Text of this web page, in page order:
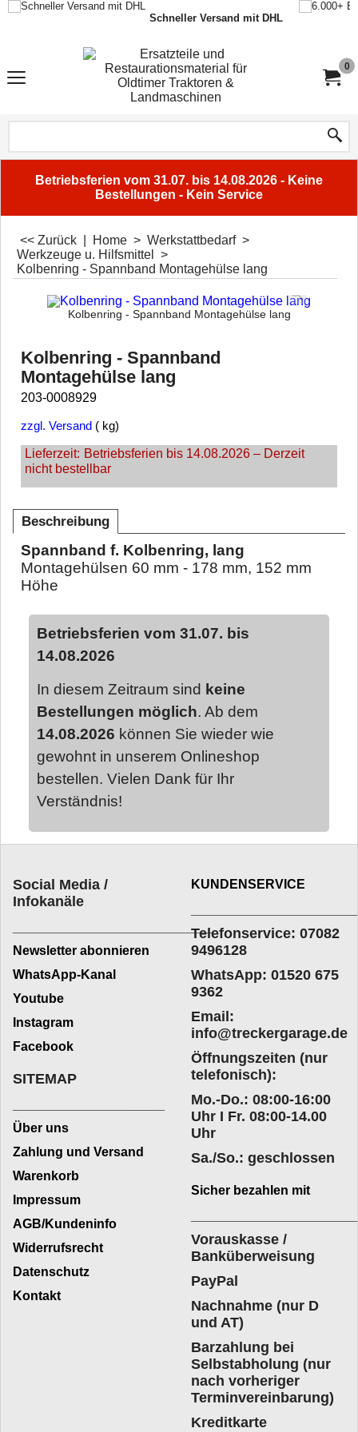
Schneller Versand mit DHL
0
Betriebsferien vom 31.07. bis 14.08.2026 - Keine
Bestellungen - Kein Service
<< Zurück Home > Werkstattbedarf>
Werkzeuge u. Hilfsmittel
>
Kolbenring - Spannband Montagehülse lang
Kolbenring - Spannband Montagehülse lang
Kolbenring - Spannband
Montagehülse lang
203-0008929
zzgl. Versand kg
Lieferzeit: Betriebsferien bis 14.08.2026 – Derzeit
nicht bestellbar
Beschreibung
Spannband f. Kolbenring, lang
Montagehülsen 60 mm - 178 mm, 152 mm
Höhe
Betriebsferien vom 31.07. bis
14.08.2026
In diesem Zeitraum sind keine
Bestellungen möglich. Ab dem
14.08.2026 können Sie wieder wie
gewohnt in unserem Onlineshop
bestellen. Vielen Dank für Ihr
Verständnis!
Social Media /
Infokanäle
_________________________
Newsletter abonnieren
WhatsApp-Kanal
Youtube
Instagram
Facebook
KUNDENSERVICE
Telefonservice: 07082
9496128
WhatsApp: 01520 675
9362
Email:
info@treckergarage.de
Öffnungszeiten (nur
telefonisch):
Mo.-Do.: 08:00-16:00
Uhr I Fr. 08:00-14.00
Uhr
Sa./So.: geschlossen
SITEMAP
Über uns
Zahlung und Versand
Warenkorb
Impressum
AGB/Kundeninfo
Widerrufsrecht
Datenschutz
Kontakt
Sicher bezahlen mit
Vorauskasse /
Banküberweisung
PayPal
Nachnahme (nur D
und AT)
Barzahlung bei
Selbstabholung (nur
nach vorheriger
Terminvereinbarung)
Kreditkarte